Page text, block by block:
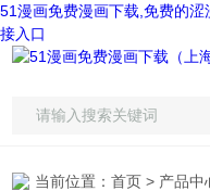
51漫画免费漫画下载,免费的
接入口
当前位置：首页 > 产品中